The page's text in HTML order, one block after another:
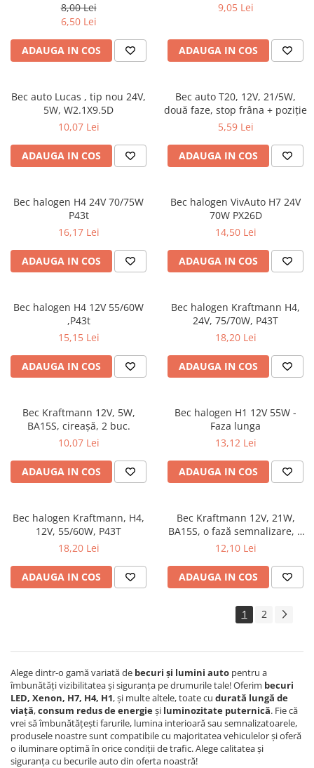
8,00 Lei
6,50 Lei
ADAUGA IN COS
9,05 Lei
ADAUGA IN COS
Bec auto Lucas , tip nou 24V,
5W, W2.1X9.5D
10,07 Lei
ADAUGA IN COS
Bec auto T20, 12V, 21/5W,
două faze, stop frâna + poziție
5,59 Lei
ADAUGA IN COS
Bec halogen H4 24V 70/75W
P43t
16,17 Lei
ADAUGA IN COS
Bec halogen VivAuto H7 24V
70W PX26D
14,50 Lei
ADAUGA IN COS
Bec halogen H4 12V 55/60W
,P43t
15,15 Lei
ADAUGA IN COS
Bec halogen Kraftmann H4,
24V, 75/70W, P43T
18,20 Lei
ADAUGA IN COS
Bec Kraftmann 12V, 5W,
BA15S, cireașă, 2 buc.
10,07 Lei
ADAUGA IN COS
Bec halogen H1 12V 55W -
Faza lunga
13,12 Lei
ADAUGA IN COS
Bec halogen Kraftmann, H4,
12V, 55/60W, P43T
18,20 Lei
ADAUGA IN COS
Bec Kraftmann 12V, 21W,
BA15S, o fază semnalizare, 2
buc.
12,10 Lei
ADAUGA IN COS
1 2
Alege dintr-o gamă variată de becuri și lumini auto pentru a
îmbunătăți vizibilitatea și siguranța pe drumurile tale! Oferim becuri
LED, Xenon, H7, H4, H1, și multe altele, toate cu durată lungă de
viață,consum redus de energieși luminozitate puternică. Fie că
vrei să îmbunătățești farurile, lumina interioară sau semnalizatoarele,
produsele noastre sunt compatibile cu majoritatea vehiculelor și oferă
o iluminare optimă în orice condiții de trafic. Alege calitatea și
siguranța cu becurile auto din oferta noastră!